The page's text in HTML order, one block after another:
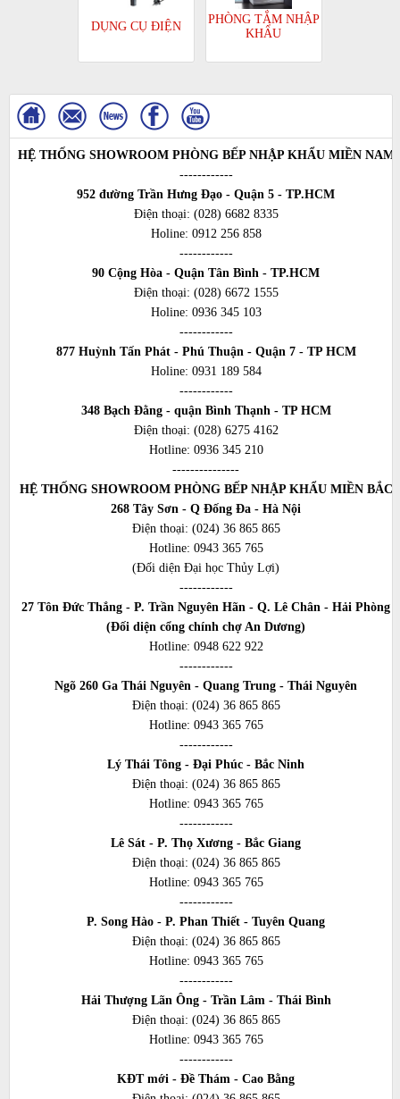
DỤNG CỤ ĐIỆN
PHÒNG TẮM NHẬP
KHẨU
HỆ THỐNG SHOWROOM PHÒNG BẾP NHẬP KHẨU MIỀN NAM
------------
952 đường Trần Hưng Đạo - Quận 5 - TP.HCM
Điện thoại: (028) 6682 8335
Holine: 0912 256 858
------------
90 Cộng Hòa - Quận Tân Bình - TP.HCM
Điện thoại: (028) 6672 1555
Holine: 0936 345 103
------------
877 Huỳnh Tấn Phát - Phú Thuận - Quận 7 - TP HCM
Holine: 0931 189 584
------------
348 Bạch Đằng - quận Bình Thạnh - TP HCM
Điện thoại: (028) 6275 4162
Hotline: 0936 345 210
---------------
HỆ THỐNG SHOWROOM PHÒNG BẾP NHẬP KHẨU MIỀN BẮC
268 Tây Sơn - Q Đống Đa - Hà Nội
Điện thoại: (024) 36 865 865
Hotline: 0943 365 765
(Đối diện Đại học Thủy Lợi)
------------
27 Tôn Đức Thắng - P. Trần Nguyên Hãn - Q. Lê Chân - Hải Phòng
(Đối diện cổng chính chợ An Dương)
Hotline: 0948 622 922
------------
Ngõ 260 Ga Thái Nguyên - Quang Trung - Thái Nguyên
Điện thoại: (024) 36 865 865
Hotline: 0943 365 765
------------
Lý Thái Tông - Đại Phúc - Bắc Ninh
Điện thoại: (024) 36 865 865
Hotline: 0943 365 765
------------
Lê Sát - P. Thọ Xương - Bắc Giang
Điện thoại: (024) 36 865 865
Hotline: 0943 365 765
------------
P. Song Hào - P. Phan Thiết - Tuyên Quang
Điện thoại: (024) 36 865 865
Hotline: 0943 365 765
------------
Hải Thượng Lãn Ông - Trần Lâm - Thái Bình
Điện thoại: (024) 36 865 865
Hotline: 0943 365 765
------------
KĐT mới - Đề Thám - Cao Bằng